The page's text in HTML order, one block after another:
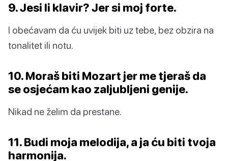
9. Jesi li klavir? Jer si moj forte.
I obećavam da ću uvijek biti uz tebe, bez obzira na
tonalitet ili notu.
10. Moraš biti Mozart jer me tjeraš da
se osjećam kao zaljubljeni genije.
Nikad ne želim da prestane.
11. Budi moja melodija, a ja ću biti tvoja
harmonija.